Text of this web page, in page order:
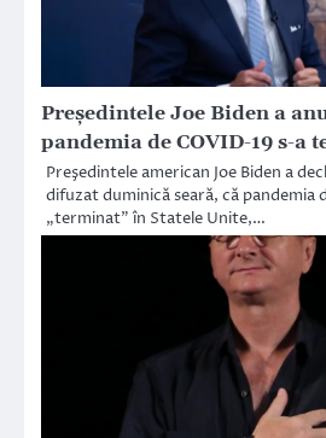
Președintele Joe Biden a
pandemia de COVID-19 s-a
Preşedintele american Joe Biden a
difuzat duminică seară, că pandemia
„terminat” în Statele Unite,…